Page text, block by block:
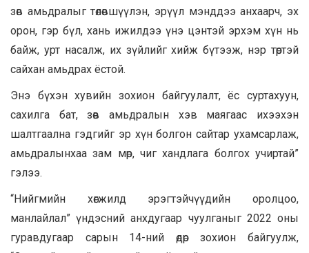
зөв амьдралыг төлөвшүүлэн, эрүүл мэнддээ анхаарч, эх
орон, гэр бүл, хань ижилдээ үнэ цэнтэй эрхэм хүн нь
байж, урт насалж, их зүйлийг хийж бүтээж, нэр төртэй
сайхан амьдрах ёстой.
Энэ бүхэн хувийн зохион байгуулалт, ёс суртахуун,
сахилга бат, зөв амьдралын хэв маягаас ихээхэн
шалтгаална гэдгийг эр хүн болгон сайтар ухамсарлаж,
амьдралынхаа зам мөр, чиг хандлага болгох учиртай”
гэлээ.
“Нийгмийн хөгжилд эрэгтэйчүүдийн оролцоо,
манлайлал” үндэсний анхдугаар чуулганыг 2022 оны
гуравдугаар сарын 14-ний өдөр зохион байгуулж,